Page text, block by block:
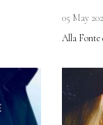
05 May
Alla Fonte